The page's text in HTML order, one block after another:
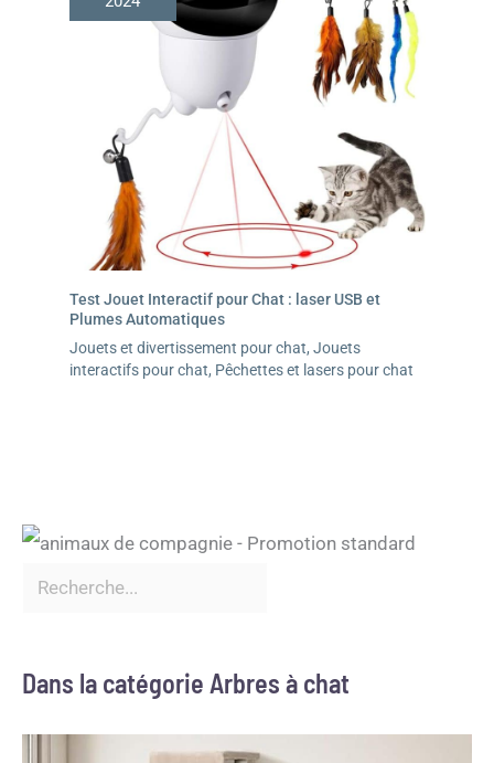
Test Jouet Interactif pour Chat : laser USB et
Plumes Automatiques
Jouets et divertissement pour chat, Jouets
interactifs pour chat, Pêchettes et lasers pour chat
Dans la catégorie Arbres à chat